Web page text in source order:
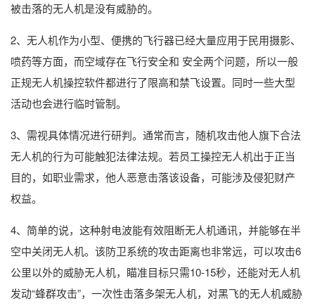
被击落的无人机是没有威胁的。
2、无人机作为小型、便携的飞行器已经大量应用于民用摄影、
喷药等方面，而空域存在飞行安全和 安全两个问题，所以一般
正规无人机操控软件都进行了限高和禁飞设置。同时一些大型
活动也会进行临时管制。
3、需视具体情况进行研判。通常而言，随机攻击他人旗下合法
无人机的行为可能触犯法律法规。若员工操控无人机出于正当
目的，如职业需求，他人恶意击落该设备，可能涉及侵犯财产
权益。
4、简单的说，这种射电波能有效阻断无人机通讯，并能够在半
空中关闭无人机。该防卫系统的攻击距离也非常远，可以攻击6
公里以外的威胁无人机，瞄准目标只需10-15秒，还能对无人机
发动“蜂群攻击”，一次性击落多架无人机，对黑飞的无人机威胁